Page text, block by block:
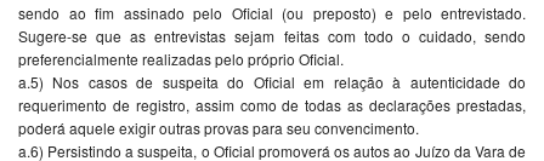
sendo ao fim assinado pelo Oficial (ou preposto) e pelo entrevistado.
Sugere-se que as entrevistas sejam feitas com todo o cuidado, sendo
preferencialmente realizadas pelo próprio Oficial.
a.5) Nos casos de suspeita do Oficial em relação à autenticidade do
requerimento de registro, assim como de todas as declarações prestadas,
poderá aquele exigir outras provas para seu convencimento.
a.6) Persistindo a suspeita, o Oficial promoverá os autos ao Juízo da Vara de